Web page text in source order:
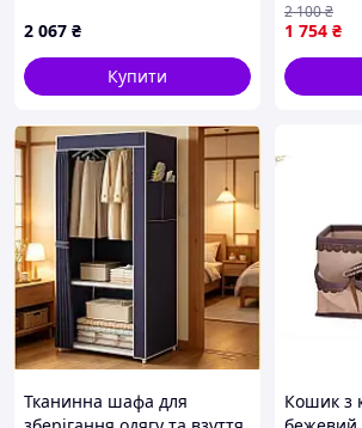
органайзер для одягу та
взуття 145х45х165 см
Сірий
2 067 ₴
Купити
модель
(Темно-
Nes22/Q
1 754 ₴
2 100₴
Тканинна шафа для
Кошик з